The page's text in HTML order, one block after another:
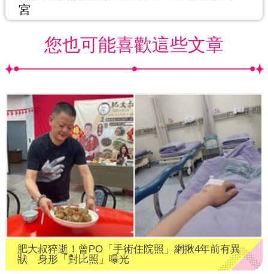
宮
您也可能喜歡這些文章
肥大叔猝逝！曾PO「手術住院照」網揪4年前有異
狀 身形「對比照」曝光